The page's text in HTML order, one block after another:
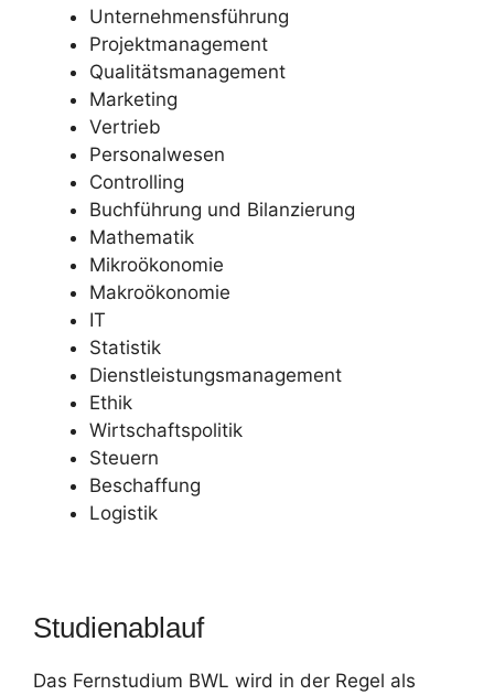
Unternehmensführung
Projektmanagement
Qualitätsmanagement
Marketing
Vertrieb
Personalwesen
Controlling
Buchführung und Bilanzierung
Mathematik
Mikroökonomie
Makroökonomie
IT
Statistik
Dienstleistungsmanagement
Ethik
Wirtschaftspolitik
Steuern
Beschaffung
Logistik
Studienablauf
Das Fernstudium BWL wird in der Regel als